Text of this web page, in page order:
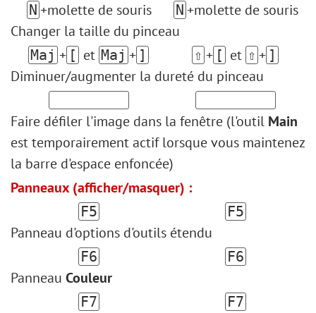
N +molette de souris N +molette de souris
Changer la taille du pinceau
Maj + [ et Maj + ] ⇧ + [ et ⇧ + ]
Diminuer/augmenter la dureté du pinceau
Faire défiler l'image dans la fenêtre (l'outil Main
est temporairement actif lorsque vous maintenez
la barre d'espace enfoncée)
Panneaux (afficher/masquer) :
F5 F5
Panneau d'options d'outils étendu
F6 F6
Panneau Couleur
F7 F7